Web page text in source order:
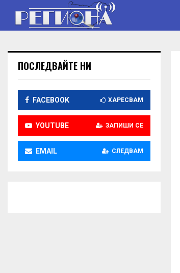
ПОСЛЕДВАЙТЕ НИ
FACEBOOK ХАРЕСВАМ
YOUTUBE ЗАПИШИ СЕ
EMAIL СЛЕДВАМ